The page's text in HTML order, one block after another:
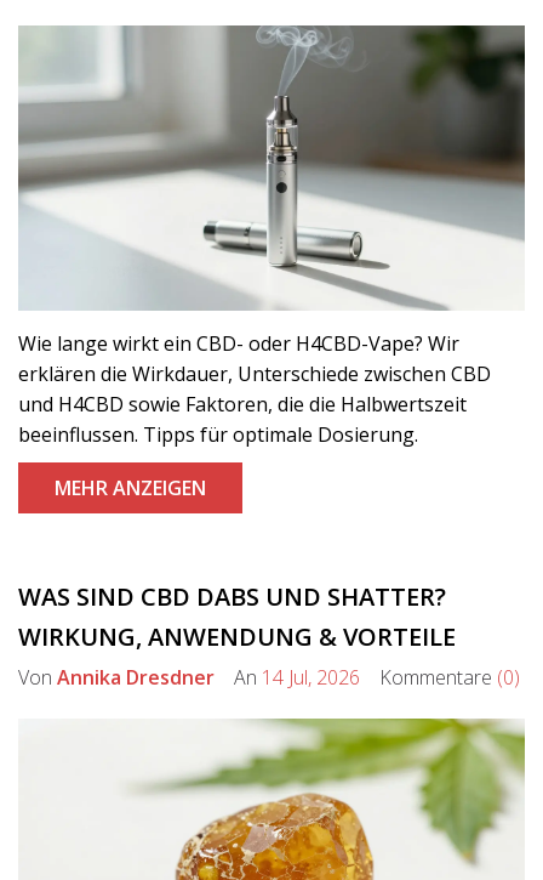
Wie lange wirkt ein CBD- oder H4CBD-Vape? Wir
erklären die Wirkdauer, Unterschiede zwischen CBD
und H4CBD sowie Faktoren, die die Halbwertszeit
beeinflussen. Tipps für optimale Dosierung.
MEHR ANZEIGEN
WAS SIND CBD DABS UND SHATTER?
WIRKUNG, ANWENDUNG & VORTEILE
Von Annika Dresdner An 14 Jul, 2026 Kommentare (0)